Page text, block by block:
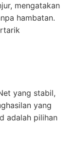
mengatakan
hambatan.
yang stabil,
yang
adalah pilihan